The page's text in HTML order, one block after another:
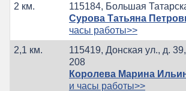
2 км.
115184, Большая
Сурова Татьяна
часы работы>>
2,1 км.
115419, Донская ул., д.
208
Королева Марина
и часы работы>>